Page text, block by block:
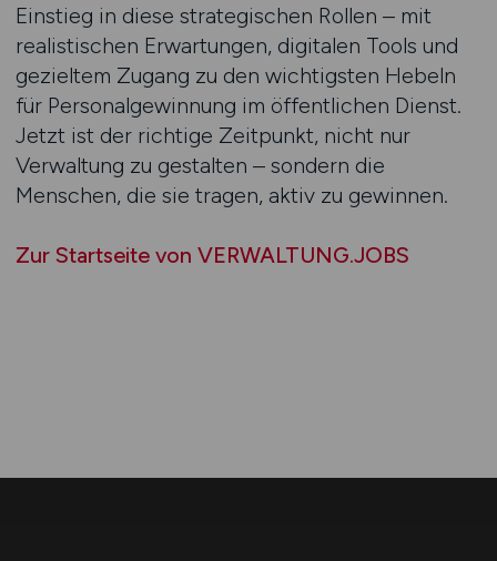
Einstieg in diese strategischen Rollen – mit
realistischen Erwartungen, digitalen Tools und
gezieltem Zugang zu den wichtigsten Hebeln
für Personalgewinnung im öffentlichen Dienst.
Jetzt ist der richtige Zeitpunkt, nicht nur
Verwaltung zu gestalten – sondern die
Menschen, die sie tragen, aktiv zu gewinnen.
Zur Startseite von VERWALTUNG.JOBS